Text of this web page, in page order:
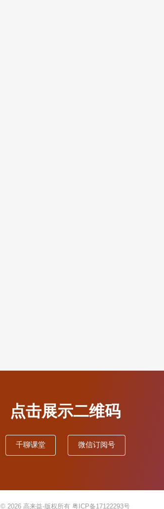
点击展示二维码
千聊课堂 微信订阅号
© 2026 高来益-版权所有 粤ICP备17122293号